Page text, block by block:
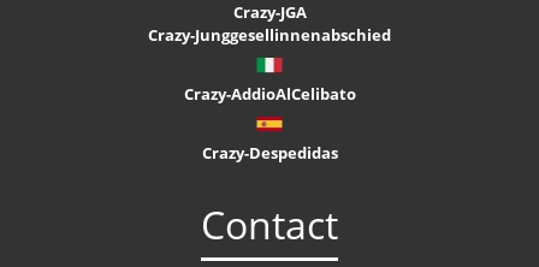
Crazy-JGA
Crazy-Junggesellinnenabschied
Crazy-AddioAlCelibato
Crazy-Despedidas
Contact